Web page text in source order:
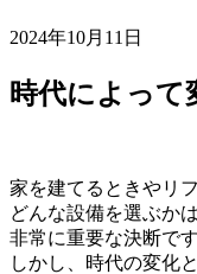
2024年10月11日
時代によって
家を建てるときやリ
どんな設備を選ぶかは
非常に重要な決断です
しかし、時代の変化